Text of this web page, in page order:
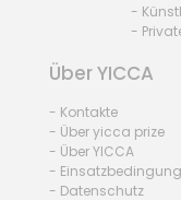
-
-
Über YICCA
- Kontakte
- Über yicca prize
- Über YICCA
-
- Datenschutz